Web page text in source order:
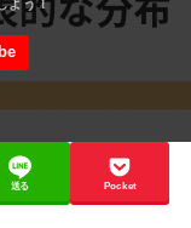
送る Pocket